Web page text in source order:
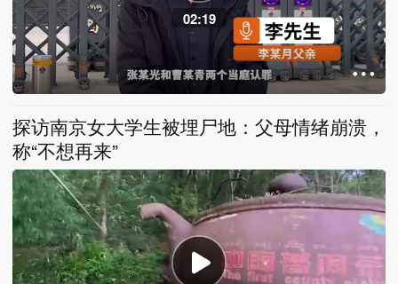
02:19
探访南京女大学生被埋尸地：父母情绪崩溃，
称“不想再来”